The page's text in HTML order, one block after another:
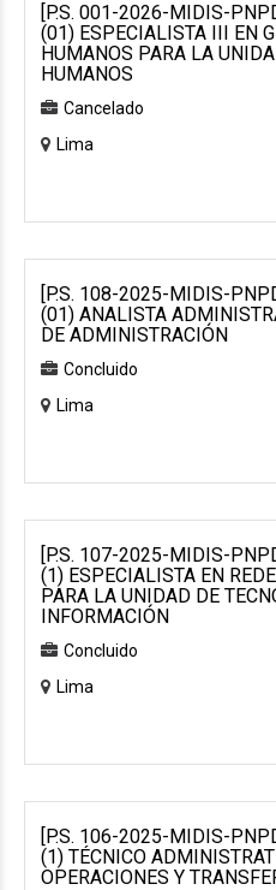
[P.S. 001-2026-MIDIS-
(01) ESPECIALISTA III EN
HUMANOS PARA LA
HUMANOS
Cancelado
Lima
[P.S. 108-2025-MIDIS-
(01) ANALISTA
DE ADMINISTRACIÓN
Concluido
Lima
[P.S. 107-2025-MIDIS-
(1) ESPECIALISTA EN
PARA LA UNIDAD DE
INFORMACIÓN
Concluido
Lima
[P.S. 106-2025-MIDIS-
(1) TÉCNICO
OPERACIONES Y